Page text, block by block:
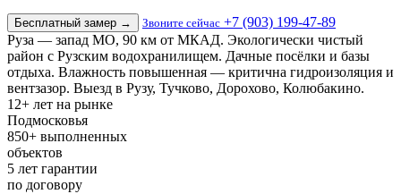
Бесплатный замер → Звоните сейчас +7 (903) 199-47-89
Руза — запад МО, 90 км от МКАД. Экологически чистый
район с Рузским водохранилищем. Дачные посёлки и базы
отдыха. Влажность повышенная — критична гидроизоляция и
вентзазор. Выезд в Рузу, Тучково, Дорохово, Колюбакино.
12+ лет на рынке
Подмосковья
850+ выполненных
объектов
5 лет гарантии
по договору